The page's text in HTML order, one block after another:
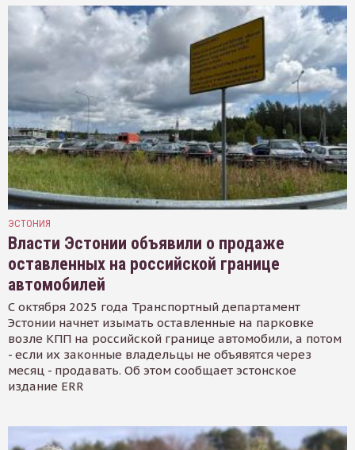
ЭСТОНИЯ
Власти Эстонии объявили о продаже
оставленных на российской границе
автомобилей
С октября 2025 года Транспортный департамент
Эстонии начнет изымать оставленные на парковке
возле КПП на российской границе автомобили, а потом
- если их законные владельцы не объявятся через
месяц - продавать. Об этом сообщает эстонское
издание ERR